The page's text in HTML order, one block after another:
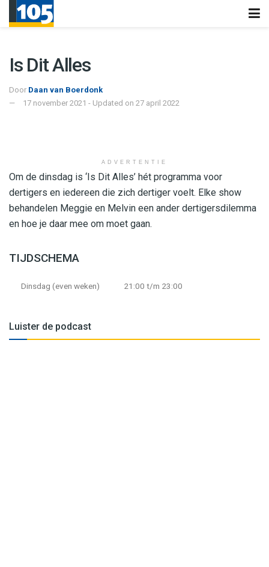
Is Dit Alles
Door Daan van Boerdonk
17 november 2021 - Updated on 27 april 2022
ADVERTENTIE
Om de dinsdag is ‘Is Dit Alles’ hét programma voor
dertigers en iedereen die zich dertiger voelt. Elke show
behandelen Meggie en Melvin een ander dertigersdilemma
en hoe je daar mee om moet gaan.
TIJDSCHEMA
Dinsdag (even weken) 21:00 t/m 23:00
Luister de podcast